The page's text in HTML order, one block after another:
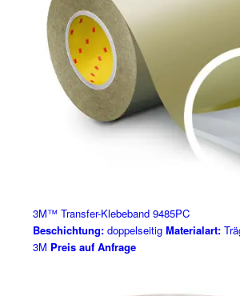
3M™ Transfer-Klebeband 9485PC
Beschichtung:doppelseitig Materialart:
3M Preis auf Anfrage